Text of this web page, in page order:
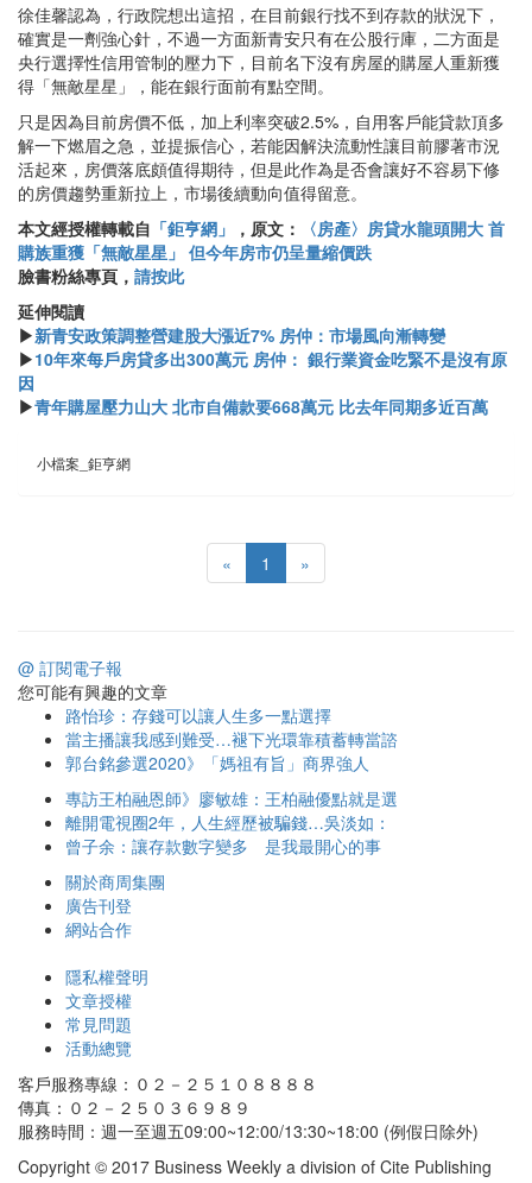
徐佳馨認為，行政院想出這招，在目前銀行找不到存款的狀況下，
確實是一劑強心針，不過一方面新青安只有在公股行庫，二方面是
央行選擇性信用管制的壓力下，目前名下沒有房屋的購屋人重新獲
得「無敵星星」，能在銀行面前有點空間。
只是因為目前房價不低，加上利率突破2.5%，自用客戶能貸款頂多
解一下燃眉之急，並提振信心，若能因解決流動性讓目前膠著市況
活起來，房價落底頗值得期待，但是此作為是否會讓好不容易下修
的房價趨勢重新拉上，市場後續動向值得留意。
本文經授權轉載自 「鉅亨網」 ，原文：
〈房產〉房貸水龍頭開大 首
購族重獲「無敵星星」 但今年房市仍呈量縮價跌
臉書粉絲專頁， 請按此
延伸閱讀
▶新青安政策調整營建股大漲近7% 房仲：市場風向漸轉變
▶10年來每戶房貸多出300萬元 房仲： 銀行業資金吃緊不是沒有原
因
▶青年購屋壓力山大 北市自備款要668萬元 比去年同期多近百萬
小檔案_鉅亨網
« 1 »
@ 訂閱電子報
您可能有興趣的文章
路怡珍：存錢可以讓人生多一點選擇
當主播讓我感到難受…褪下光環靠積蓄轉當諮
郭台銘參選2020》「媽祖有旨」商界強人
專訪王柏融恩師》廖敏雄：王柏融優點就是選
離開電視圈2年，人生經歷被騙錢…吳淡如：
曾子余：讓存款數字變多 是我最開心的事
關於商周集團
廣告刊登
網站合作
隱私權聲明
文章授權
常見問題
活動總覽
客戶服務專線：０２－２５１０８８８８
傳真：０２－２５０３６９８９
服務時間：週一至週五09:00~12:00/13:30~18:00 (例假日除外)
Copyright © 2017 Business Weekly a division of Cite Publishing